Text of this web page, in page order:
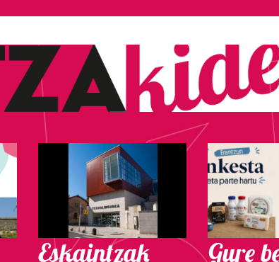
Eskaintzak Gure